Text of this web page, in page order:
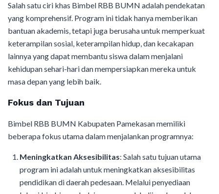
Salah satu ciri khas Bimbel RBB BUMN adalah pendekatan
yang komprehensif. Program ini tidak hanya memberikan
bantuan akademis, tetapi juga berusaha untuk memperkuat
keterampilan sosial, keterampilan hidup, dan kecakapan
lainnya yang dapat membantu siswa dalam menjalani
kehidupan sehari-hari dan mempersiapkan mereka untuk
masa depan yang lebih baik.
Fokus dan Tujuan
Bimbel RBB BUMN Kabupaten Pamekasan memiliki
beberapa fokus utama dalam menjalankan programnya:
Meningkatkan Aksesibilitas: Salah satu tujuan utama
program ini adalah untuk meningkatkan aksesibilitas
pendidikan di daerah pedesaan. Melalui penyediaan